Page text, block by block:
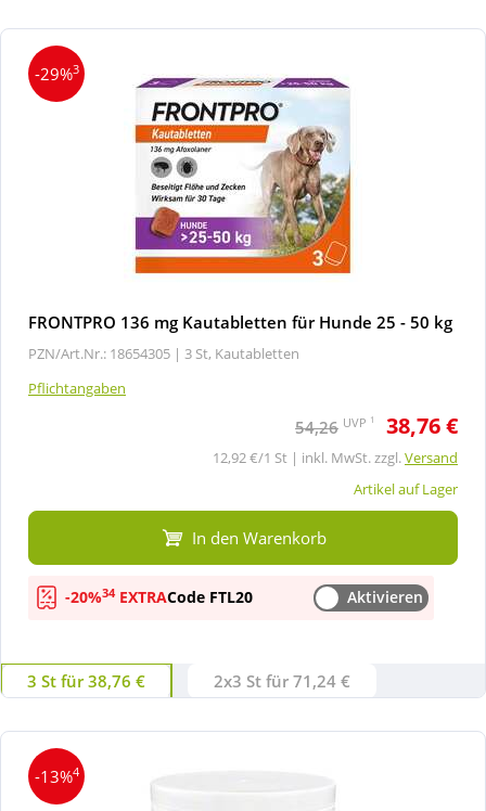
-29%3
FRONTPRO 136 mg Kautabletten für Hunde 25 - 50 kg
PZN/Art.Nr.: 18654305 | 3 St, Kautabletten
Pflichtangaben
54,26 UVP 1 38,76 €
12,92 €/1 St | inkl. MwSt. zzgl.Versand
Artikel auf Lager
In den Warenkorb
-20%34EXTRACode FTL20 Aktivieren
3 St für 38,76 € 2x3 St für 71,24 €
-13%4